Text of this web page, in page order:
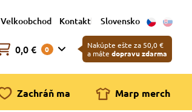
Velkoobchod Kontakt Slovensko
0,0 € 0
Nakúpte ešte za 50,0 €
a máte dopravu zdarma
Zachráň ma Marp merch